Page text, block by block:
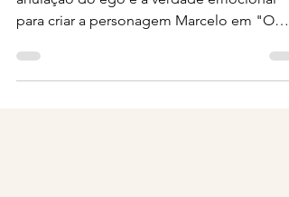
Descubra como Wagner Moura utilizou a
para criar a personagem Marcelo em "O
Agente Secreto"